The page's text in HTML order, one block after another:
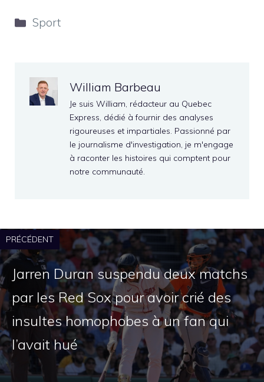
Catégories
Sport
William Barbeau
Je suis William, rédacteur au Quebec
Express, dédié à fournir des analyses
rigoureuses et impartiales. Passionné par
le journalisme d'investigation, je m'engage
à raconter les histoires qui comptent pour
notre communauté.
PRÉCÉDENT
Jarren Duran suspendu deux matchs
par les Red Sox pour avoir crié des
insultes homophobes à un fan qui
l’avait hué